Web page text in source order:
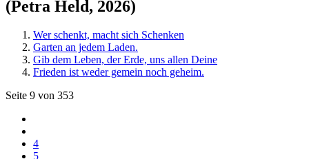
(Petra Held, 2026)
Wer schenkt, macht sich Schenken
Garten an jedem Laden.
Gib dem Leben, der Erde, uns allen Deine
Frieden ist weder gemein noch geheim.
Seite 9 von 353
4
5